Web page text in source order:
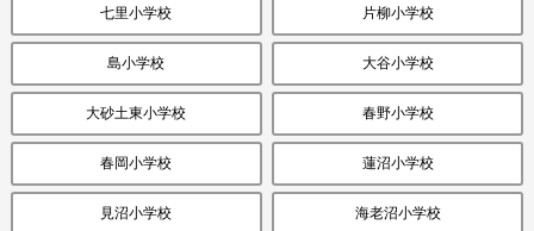
七里小学校 片柳小学校
島小学校 大谷小学校
大砂土東小学校 春野小学校
春岡小学校 蓮沼小学校
見沼小学校 海老沼小学校